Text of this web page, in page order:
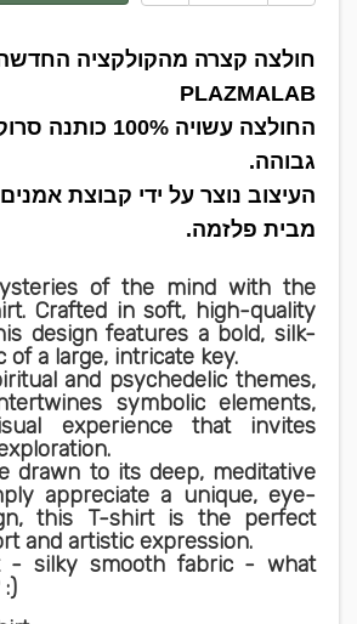
חולצה קצרה מהקולקציה
PLAZMALAB
החולצה עשויה 100%
גבוהה.
העיצוב נוצר על ידי קבוצת
מבית פלזמה.
of the mind with the
Crafted in soft, high-quality
design features a bold, silk-
of a large, intricate key.
and psychedelic themes,
symbolic elements,
experience that invites
drawn to its deep, meditative
appreciate a unique, eye-
this T-shirt is the perfect
and artistic expression.
- silky smooth fabric - what